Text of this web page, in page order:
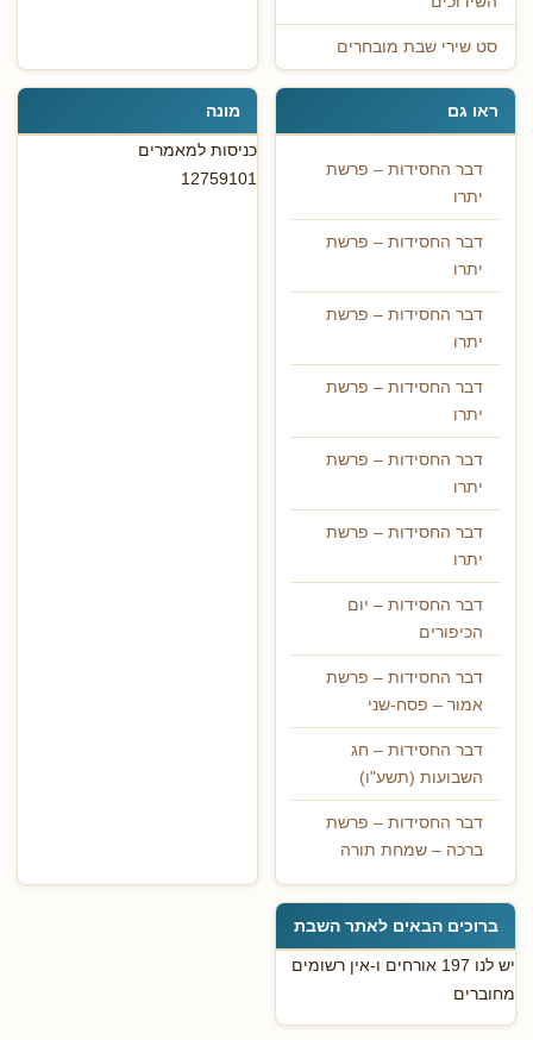
סט שירי שבת מובחרים
ראו גם
דבר החסידות – פרשת
יתרו
דבר החסידות – פרשת
יתרו
דבר החסידות – פרשת
יתרו
דבר החסידות – פרשת
יתרו
דבר החסידות – פרשת
יתרו
דבר החסידות – פרשת
יתרו
דבר החסידות – יום
הכיפורים
דבר החסידות – פרשת
אמור – פסח-שני
דבר החסידות – חג
השבועות (תשע"ו)
דבר החסידות – פרשת
ברכה – שמחת תורה
מונה
כניסות למאמרים
12759101
ברוכים הבאים לאתר השבת
יש לנו 197 אורחים ו-אין רשומים
מחוברים